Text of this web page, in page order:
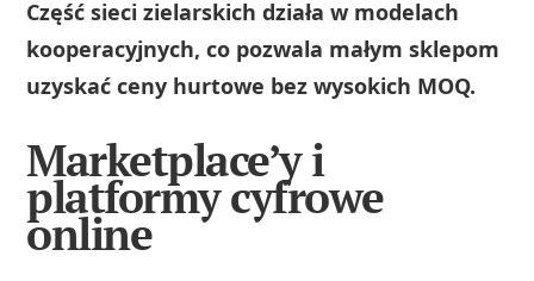
Część sieci zielarskich działa w modelach
kooperacyjnych, co pozwala małym sklepom
uzyskać ceny hurtowe bez wysokich MOQ.
Marketplace’y i
platformy cyfrowe
online